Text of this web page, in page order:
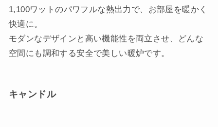
1,100ワットのパワフルな熱出力で、お部屋を暖かく
快適に。
モダンなデザインと高い機能性を両立させ、どんな
空間にも調和する安全で美しい暖炉です。
キャンドル